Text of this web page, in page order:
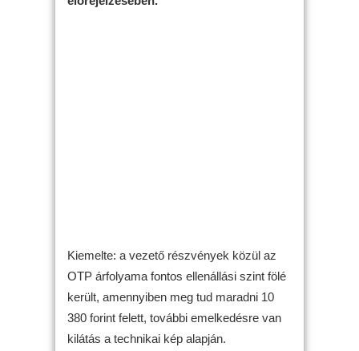
Kiemelte: a vezető részvények közül az
OTP árfolyama fontos ellenállási szint fölé
került, amennyiben meg tud maradni 10
380 forint felett, további emelkedésre van
kilátás a technikai kép alapján.